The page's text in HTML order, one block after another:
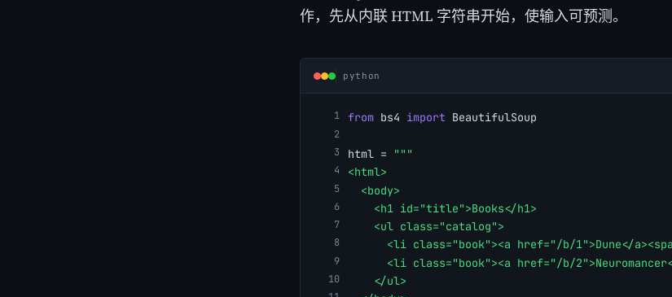
作，先从内联 HTML 字符串开始，使输入可预测。
python
from bs4 import BeautifulSoup
html =
"""
<html>
  <body>
    <h1 id="title">Books</h1>
    <ul class="catalog">
<li class="book"><a href="/b/1">Dune</
<li class="book"><a href="/b/
    </ul>